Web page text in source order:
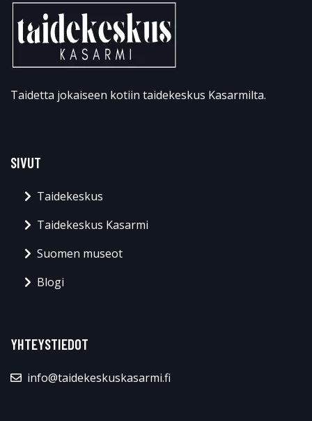
Taidetta jokaiseen kotiin taidekeskus Kasarmilta.
SIVUT
Taidekeskus
Taidekeskus Kasarmi
Suomen museot
Blogi
YHTEYSTIEDOT
info@taidekeskuskasarmi.fi